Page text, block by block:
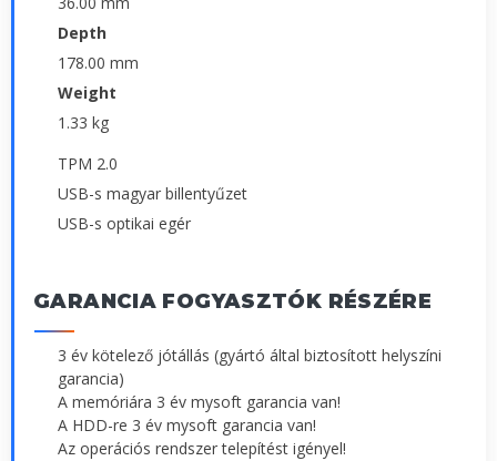
Depth
178.00 mm
Weight
1.33 kg
TPM 2.0
USB-s magyar billentyűzet
USB-s optikai egér
GARANCIA FOGYASZTÓK RÉSZÉRE
3 év kötelező jótállás (gyártó által biztosított helyszíni
garancia)
A memóriára 3 év mysoft garancia van!
A HDD-re 3 év mysoft garancia van!
Az operációs rendszer telepítést igényel!